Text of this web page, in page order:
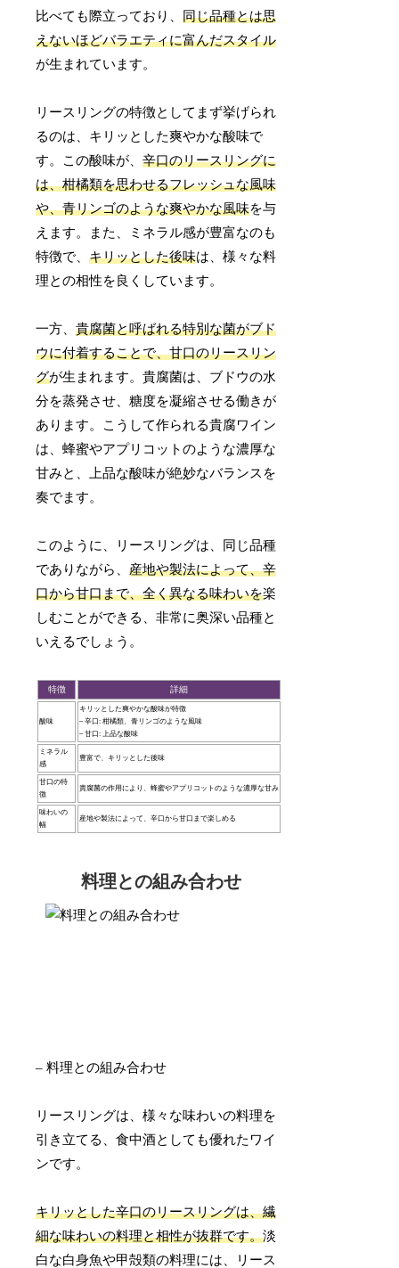
比べても際立っており、同じ品種とは思
えないほどバラエティに富んだスタイル
が生まれています。
リースリングの特徴としてまず挙げられ
るのは、キリッとした爽やかな酸味で
す。この酸味が、辛口のリースリングに
は、柑橘類を思わせるフレッシュな風味
や、青リンゴのような爽やかな風味を与
えます。また、ミネラル感が豊富なのも
特徴で、キリッとした後味は、様々な料
理との相性を良くしています。
一方、貴腐菌と呼ばれる特別な菌がブド
ウに付着することで、甘口のリースリン
グが生まれます。貴腐菌は、ブドウの水
分を蒸発させ、糖度を凝縮させる働きが
あります。こうして作られる貴腐ワイン
は、蜂蜜やアプリコットのような濃厚な
甘みと、上品な酸味が絶妙なバランスを
奏でます。
このように、リースリングは、同じ品種
でありながら、産地や製法によって、辛
口から甘口まで、全く異なる味わいを楽
しむことができる、非常に奥深い品種と
いえるでしょう。
特徴 詳細
酸味
キリッとした爽やかな酸味が特徴
– 辛口: 柑橘類、青リンゴのような風味
– 甘口: 上品な酸味
ミネラル
感
豊富で、キリッとした後味
甘口の特
徴
貴腐菌の作用により、蜂蜜やアプリコットのような濃厚な甘み
味わいの
幅
産地や製法によって、辛口から甘口まで楽しめる
料理との組み合わせ
– 料理との組み合わせ
リースリングは、様々な味わいの料理を
引き立てる、食中酒としても優れたワイ
ンです。
キリッとした辛口のリースリングは、繊
細な味わいの料理と相性が抜群です。淡
白な白身魚や甲殻類の料理には、リース